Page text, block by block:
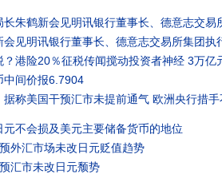
长朱鹤新会见明讯银行董事长、德意志交
见明讯银行董事长、德意志交易所集团执
？港险20％征税传闻搅动投资者神经 3万亿
中间价报6.7904
据称美国干预汇市未提前通气 欧洲央行措手
不会损及美元主要储备货币的地位
外汇市场未改日元贬值趋势
汇市未改日元颓势